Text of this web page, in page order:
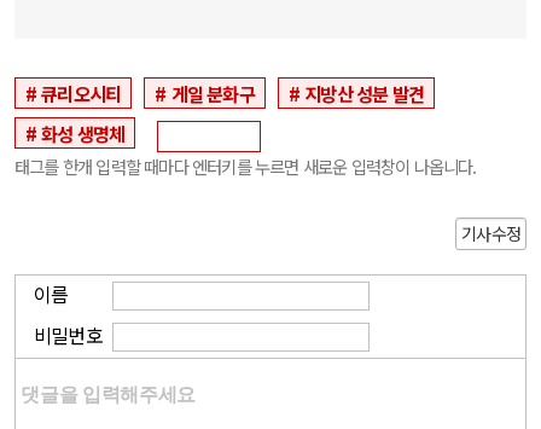
큐리오시티 게일 분화구
지방산 성분 발견
화성 생명체
태그를 한개 입력할 때마다 엔터키를 누르면 새로운 입력창이 나옵니다.
기사수정
이름
비밀번호